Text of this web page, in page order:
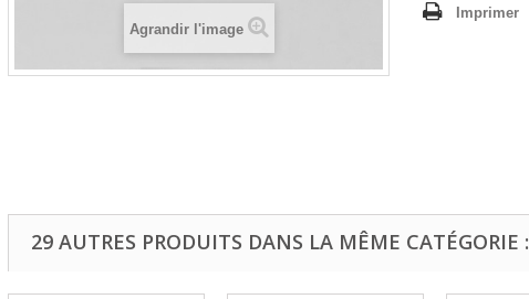
Agrandir l'image
Imprimer
29 AUTRES PRODUITS DANS LA MÊME CATÉGORIE :